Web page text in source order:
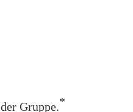
Gruppe. *